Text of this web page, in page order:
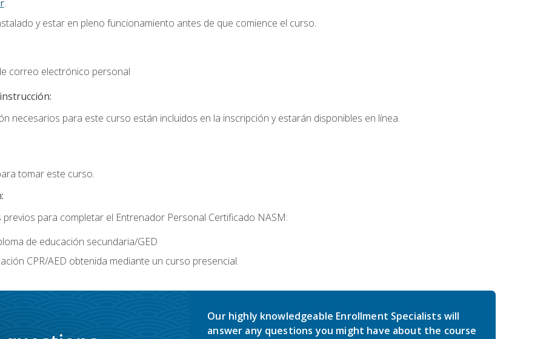
.
y estar en pleno funcionamiento antes de que comience el curso.
correo electrónico personal
necesarios para este curso están incluidos en la inscripción y estarán disponibles en línea.
tomar este curso.
previos para completar el Entrenador Personal Certificado NASM:
de educación secundaria/GED
CPR/AED obtenida mediante un curso presencial.
Our highly knowledgeable Enrollment Specialists will
answer any questions you might have about the course